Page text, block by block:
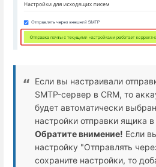
Если вы настраивали
SMTP-сервер в CRM, то
будет автоматически
настройки отправки ящика
Обратите внимение! Если
настройку "Отправлять
сохраните настройки, то